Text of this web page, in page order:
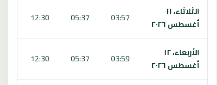
الثلاثاء، ١١
أغسطس ٢٠٢٦
03:57
05:37
12:30
الأربعاء، ١٢
أغسطس ٢٠٢٦
03:59
05:37
12:30